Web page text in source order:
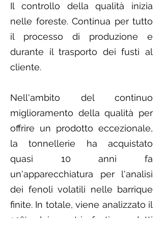
Il controllo della qualità inizia
nelle foreste. Continua per tutto
il processo di produzione e
durante il trasporto dei fusti al
cliente.
Nell'ambito del continuo
miglioramento della qualità per
offrire un prodotto eccezionale,
la tonnellerie ha acquistato
quasi 10 anni fa
un'apparecchiatura per l'analisi
dei fenoli volatili nelle barrique
finite. In totale, viene analizzato il
20% dei nostri fusti prodotti